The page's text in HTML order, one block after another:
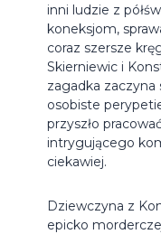
inni ludzie z
koneksjom,
coraz szersze
Skierniewic i
zagadka
osobiste
przyszło
intrygującego
ciekawiej.
Dziewczyna z
epicko